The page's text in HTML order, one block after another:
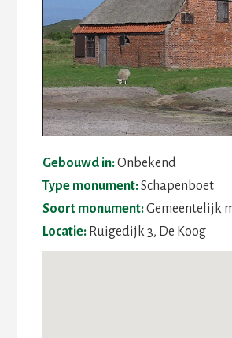
Gebouwd in:Onbekend
Type monument:Schapenboet
Soort monument:Gemeentelijk
Locatie:Ruigedijk 3, De Koog